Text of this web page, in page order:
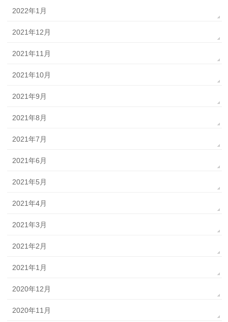
2022年1月
2021年12月
2021年11月
2021年10月
2021年9月
2021年8月
2021年7月
2021年6月
2021年5月
2021年4月
2021年3月
2021年2月
2021年1月
2020年12月
2020年11月